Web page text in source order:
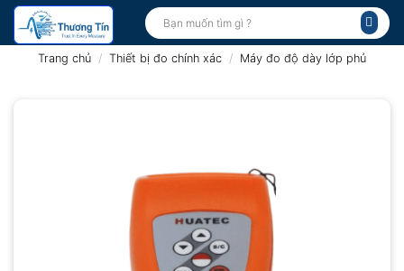
Bỏ
qua
Tìm
kiếm:
Trang chủ / Thiết bị đo chính xác / Máy đo độ dày lớp phủ